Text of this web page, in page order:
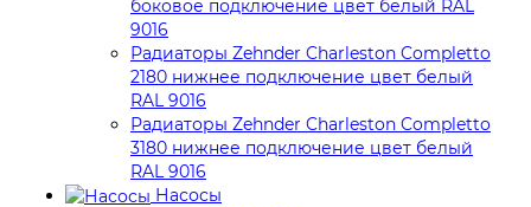
боковое подключение цвет белый RAL
9016
Радиаторы Zehnder Charleston Completto
2180 нижнее подключение цвет белый
RAL 9016
Радиаторы Zehnder Charleston Completto
3180 нижнее подключение цвет белый
RAL 9016
Насосы